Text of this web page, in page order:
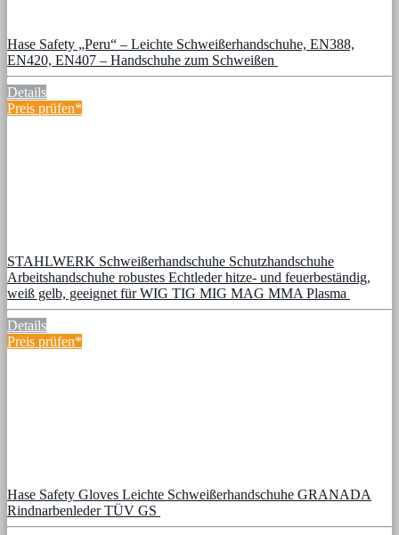
Hase Safety „Peru“ – Leichte Schweißerhandschuhe, EN388,
EN420, EN407 – Handschuhe zum Schweißen
Details
Preis prüfen*
STAHLWERK Schweißerhandschuhe Schutzhandschuhe
Arbeitshandschuhe robustes Echtleder hitze- und feuerbeständig,
weiß gelb, geeignet für WIG TIG MIG MAG MMA Plasma
Details
Preis prüfen*
Hase Safety Gloves Leichte Schweißerhandschuhe GRANADA
Rindnarbenleder TÜV GS